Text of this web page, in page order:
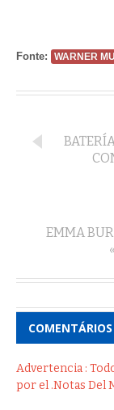
Fonte: WARNER
EMMA
COMENTÁRIOS
Advertencia :
por el .Notas Del